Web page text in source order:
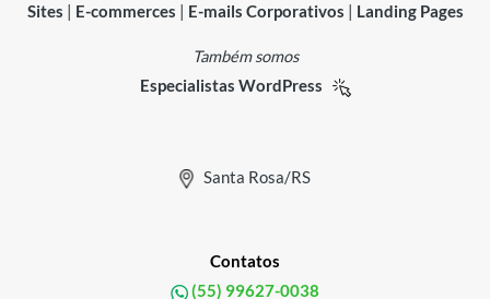
Sites
E-commerces E-mails Corporativos Landing Pages
Também somos
Especialistas WordPress
Santa Rosa/RS
Contatos
(55) 99627-0038